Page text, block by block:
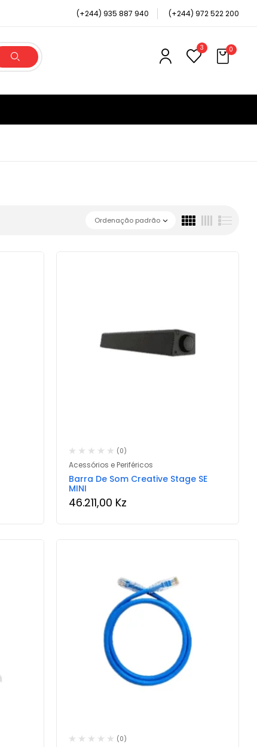
(+244) 935 887 940 (+244) 972 522 200
3 0
Ordenação padrão
(0)
Acessórios e Periféricos
Barra De Som Creative Stage SE
MINI
46.211,00 Kz
(0)